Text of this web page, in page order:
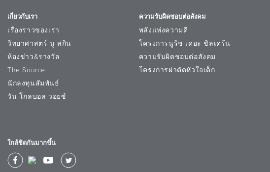
เกี่ยวกับเรา
เรื่องราวของเรา
วิทยาศาสตร์ นู สกิน
ห้องข่าว&รางวัล
The Source
นักลงทุนสัมพันธ์
วัน โกลบอล วอยซ์
ความรับผิดชอบต่อสังคม
พลังแห่งความดี
โครงการนูริช เดอะ ชิลเดร้น
ความรับผิดชอบต่อสังคม
โครงการผ่าตัดหัวใจเด็ก
ใกล้ชิดกันมากขึ้น